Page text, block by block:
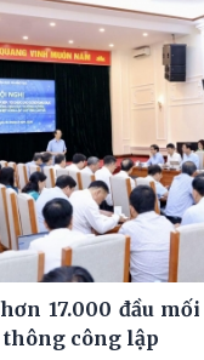
17.000 đầu
công lập